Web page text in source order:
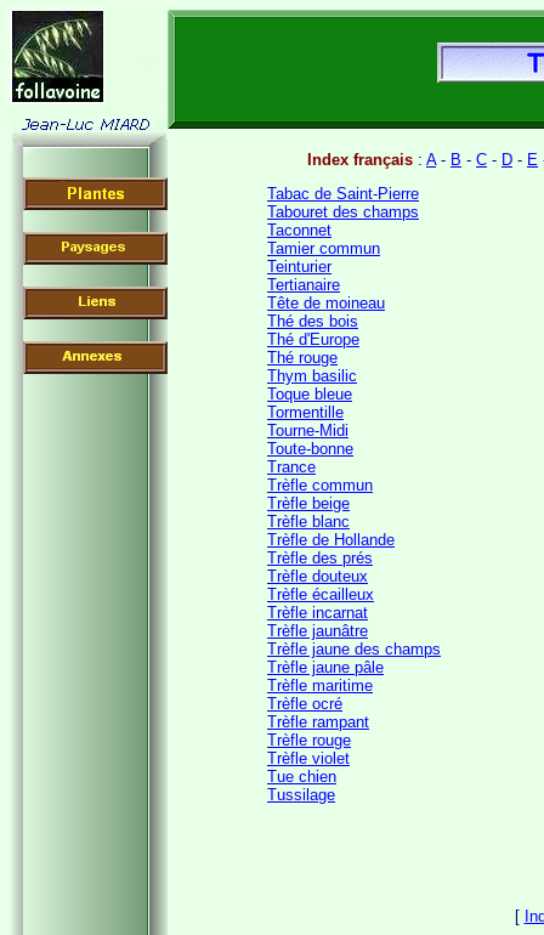
Index français : A- B - C - D - E
Tabac de Saint-Pierre
Tabouret des champs
Taconnet
Tamier commun
Teinturier
Tertianaire
Tête de moineau
Thé des bois
Thé d'Europe
Thé rouge
Thym basilic
Toque bleue
Tormentille
Tourne-Midi
Toute-bonne
Trance
Trèfle commun
Trèfle beige
Trèfle blanc
Trèfle de Hollande
Trèfle des prés
Trèfle douteux
Trèfle écailleux
Trèfle incarnat
Trèfle jaunâtre
Trèfle jaune des champs
Trèfle jaune pâle
Trèfle maritime
Trèfle ocré
Trèfle rampant
Trèfle rouge
Trèfle violet
Tue chien
Tussilage
[